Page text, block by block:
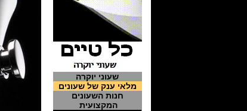
שעוני יוקרה
מלאי ענק של שעונים
חנות השעונים
המקצועית